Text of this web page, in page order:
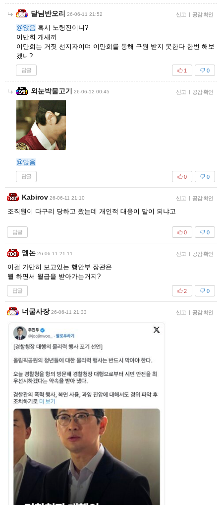
달님반오리 26-06-11 21:52 신고 | 공감 확인
@앉음 혹시 노령진이니?
이만희 개새끼
이만희는 거짓 선지자이며 이만희를 통해 구원 받지 못한다 한번 해보
겠니?
답글 0
1
외눈박물고기 26-06-12 00:45 신고 | 공감 확인
@앉음
답글 0
0
Kabirov 26-06-11 21:10 신고 | 공감 확인
조직원이 다구리 당하고 왔는데 개인적 대응이 말이 되냐고
답글 0
0
멤논 26-06-11 21:11 신고 | 공감 확인
이걸 가만히 보고있는 행안부 장관은
뭘 하면서 월급을 받아가는거지?
답글 0
2
너굴사장 26-06-11 21:33 신고 | 공감 확인